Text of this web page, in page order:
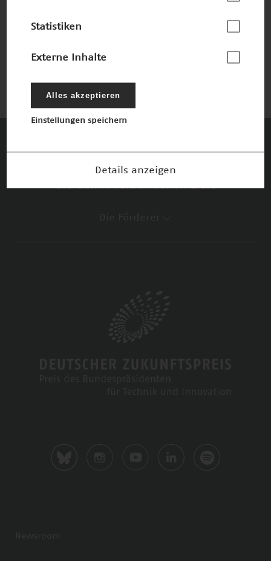
Tumorbekämpfung
Diese Unternehmen und Stiftungen
fördern den Deutschen Zukunftspreis und
die damit verbundenen Ziele
Statistiken
Externe Inhalte
Alles akzeptieren
Einstellungen speichern
Details anzeigen